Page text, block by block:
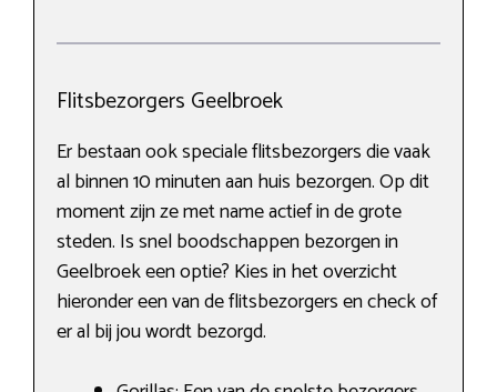
Flitsbezorgers Geelbroek
Er bestaan ook speciale flitsbezorgers die vaak
al binnen 10 minuten aan huis bezorgen. Op dit
moment zijn ze met name actief in de grote
steden. Is snel boodschappen bezorgen in
Geelbroek een optie? Kies in het overzicht
hieronder een van de flitsbezorgers en check of
er al bij jou wordt bezorgd.